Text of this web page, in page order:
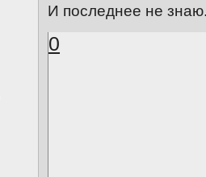
И последнее не
0